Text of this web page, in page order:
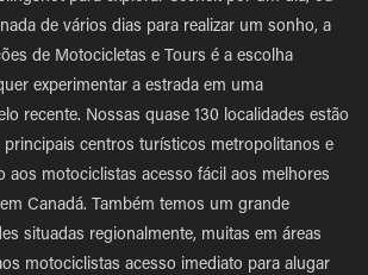
de vários dias para realizar um sonho, a
de Motocicletas e Tours é a escolha
experimentar a estrada em uma
recente. Nossas quase 130 localidades estão
principais centros turísticos metropolitanos e
aos motociclistas acesso fácil aos melhores
Canadá. Também temos um grande
situadas regionalmente, muitas em áreas
motociclistas acesso imediato para alugar